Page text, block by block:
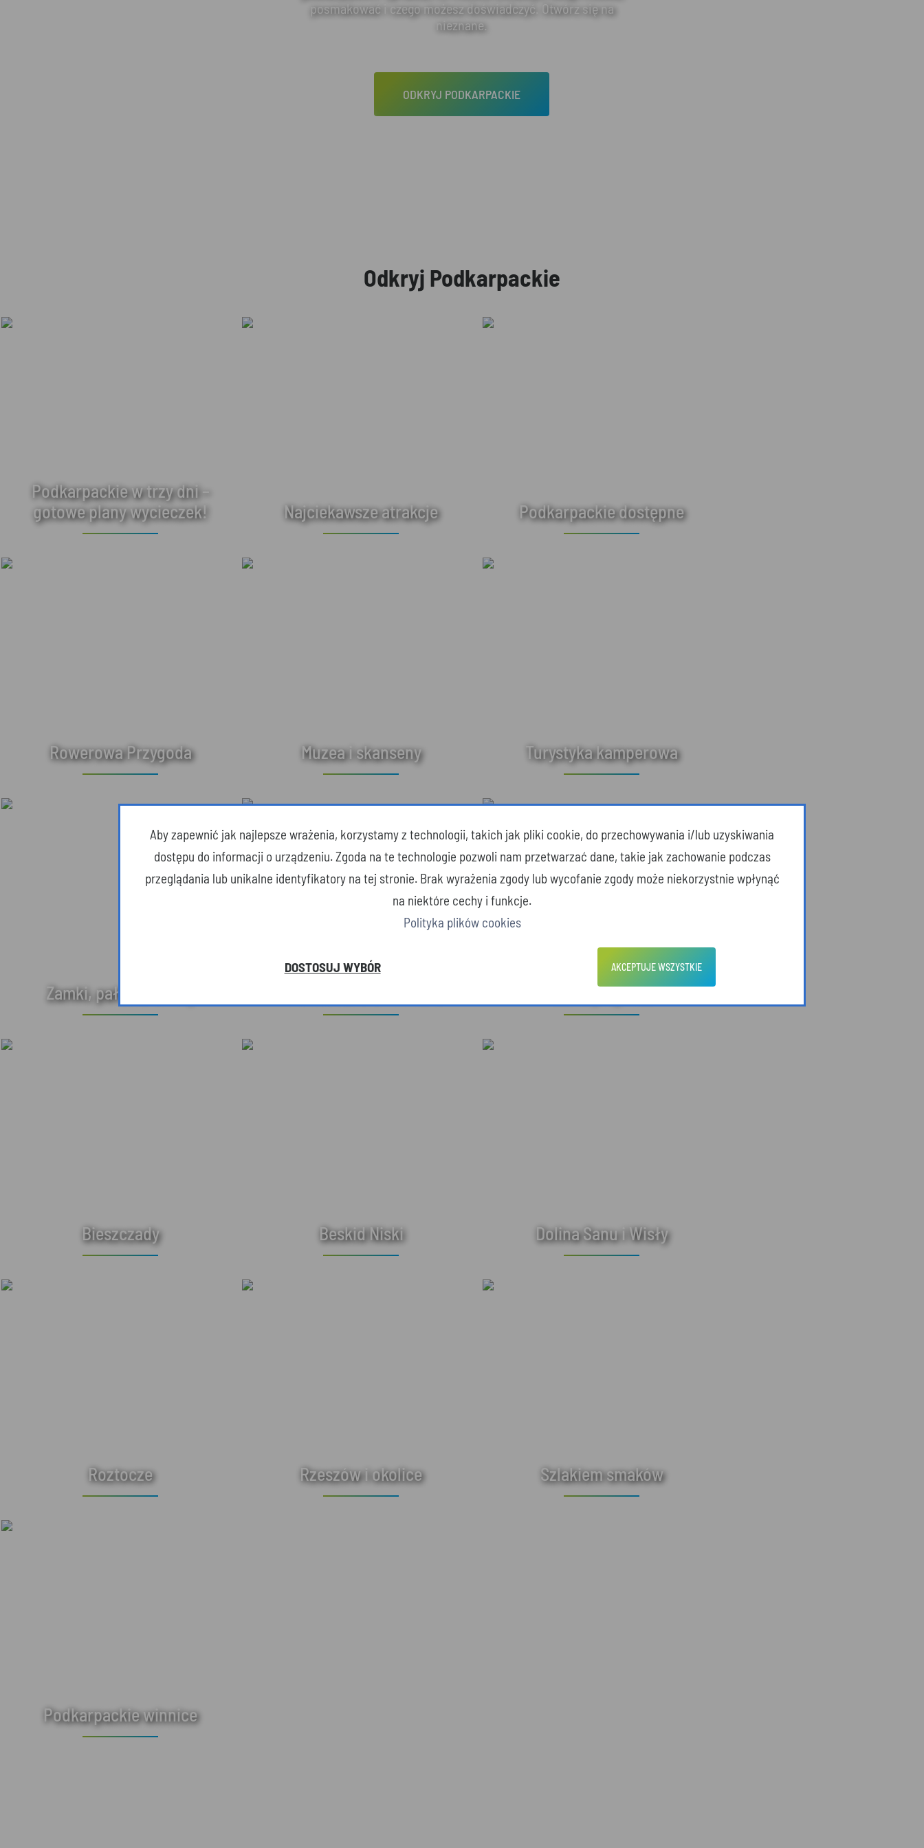
posmakować i czego możesz doświadczyć. Otwórz się na
nieznane.
ODKRYJ PODKARPACKIE
Odkryj Podkarpackie
Podkarpackie w trzy dni –
gotowe plany wycieczek!
Najciekawsze atrakcje Podkarpackie dostępne
Rowerowa Przygoda Muzea i skanseny Turystyka kamperowa
Zamki, pałace, dwory Dzika przyroda
Bieszczady Beskid Niski Dolina Sanu i Wisły
Roztocze Rzeszów i okolice Szlakiem smaków
Podkarpackie winnice
Aby zapewnić jak najlepsze wrażenia, korzystamy z technologii, takich jak pliki cookie, do przechowywania i/lub uzyskiwania
dostępu do informacji o urządzeniu. Zgoda na te technologie pozwoli nam przetwarzać dane, takie jak zachowanie podczas
przeglądania lub unikalne identyfikatory na tej stronie. Brak wyrażenia zgody lub wycofanie zgody może niekorzystnie wpłynąć
na niektóre cechy i funkcje.
Polityka plików cookies
DOSTOSUJ WYBÓR AKCEPTUJE WSZYSTKIE